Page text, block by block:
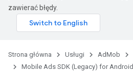
zawierać błędy.
Strona główna Usługi AdMob
Mobile Ads SDK (Legacy) for Android